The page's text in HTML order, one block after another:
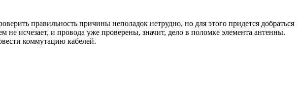
правильность причины неполадок нетрудно, но для этого придется добраться
не исчезает, и провода уже проверены, значит, дело в поломке элемента антенны.
коммутацию кабелей.